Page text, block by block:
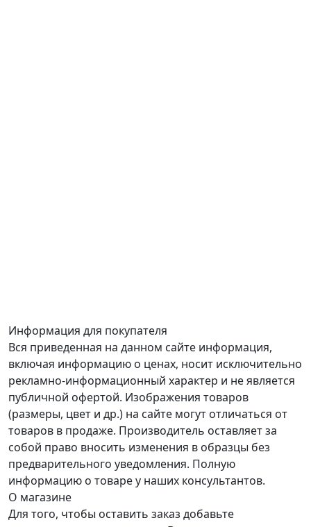
Информация для покупателя
Вся приведенная на данном сайте информация,
включая информацию о ценах, носит исключительно
рекламно-информационный характер и не является
публичной офертой. Изображения товаров
(размеры, цвет и др.) на сайте могут отличаться от
товаров в продаже. Производитель оставляет за
собой право вносить изменения в образцы без
предварительного уведомления. Полную
информацию о товаре у наших консультантов.
О магазине
Для того, чтобы оставить заказ добавьте